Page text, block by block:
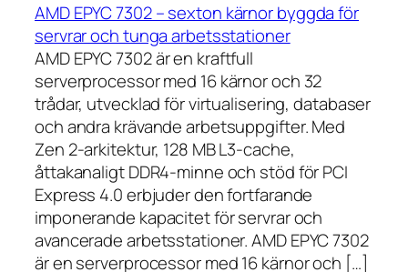
AMD EPYC 7302 – sexton kärnor byggda för
servrar och tunga arbetsstationer
AMD EPYC 7302 är en kraftfull
serverprocessor med 16 kärnor och 32
trådar, utvecklad för virtualisering, databaser
och andra krävande arbetsuppgifter. Med
Zen 2-arkitektur, 128 MB L3-cache,
åttakanaligt DDR4-minne och stöd för PCI
Express 4.0 erbjuder den fortfarande
imponerande kapacitet för servrar och
avancerade arbetsstationer. AMD EPYC 7302
är en serverprocessor med 16 kärnor och […]